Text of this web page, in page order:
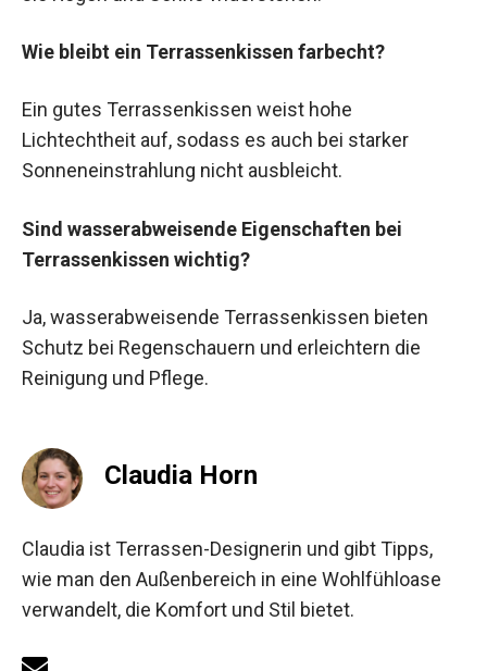
Wie bleibt ein Terrassenkissen farbecht?
Ein gutes Terrassenkissen weist hohe
Lichtechtheit auf, sodass es auch bei starker
Sonneneinstrahlung nicht ausbleicht.
Sind wasserabweisende Eigenschaften bei
Terrassenkissen wichtig?
Ja, wasserabweisende Terrassenkissen bieten
Schutz bei Regenschauern und erleichtern die
Reinigung und Pflege.
Claudia Horn
Claudia ist Terrassen-Designerin und gibt Tipps,
wie man den Außenbereich in eine Wohlfühloase
verwandelt, die Komfort und Stil bietet.